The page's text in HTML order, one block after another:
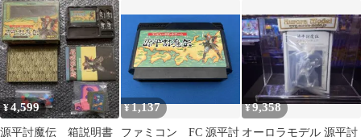
ーム ナムコ 箱説付き
¥4,599
源平討魔伝 箱説明書
¥1,137
ファミコン FC 源平討
¥9,358
オーロラモデル 源平討